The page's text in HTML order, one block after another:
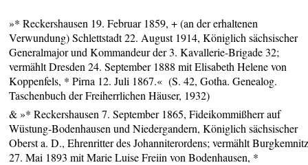
»* Reckershausen 19. Februar 1859, + (an der erhaltenen
Verwundung) Schlettstadt 22. August 1914, Königlich sächsischer
Generalmajor und Kommandeur der 3. Kavallerie-Brigade 32;
vermählt Dresden 24. September 1888 mit Elisabeth Helene von
Koppenfels, * Pirna 12. Juli 1867.« (S. 42, Gotha. Genealog.
Taschenbuch der Freiherrlichen Häuser, 1932)
& »* Reckershausen 7. September 1865, Fideikommißherr auf
Wüstung-Bodenhausen und Niedergandern, Königlich sächsischer
Oberst a. D., Ehrenritter des Johanniterordens; vermählt
27. Mai 1893 mit Marie Luise Freiin von Bodenhausen, *